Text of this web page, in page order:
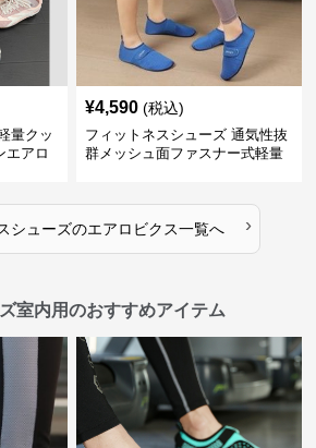
量クッ
エアロ
¥4,590 (税込)
フィットネスシューズ 通気性抜
群メッシュ面ファスナー式軽量
シューズのエアロビクス一覧へ ›
室内用のおすすめアイテム